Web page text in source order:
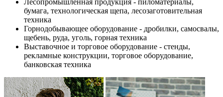
бумага, технологическая щепа, лесозаготовительная
техника
Горнодобывающее оборудование - дробилки, самосвалы,
щебень, руда, уголь, горная техника
Выставочное и торговое оборудование - стенды,
рекламные конструкции, торговое оборудование,
банковская техника